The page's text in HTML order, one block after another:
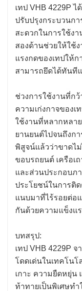
เทป VHB 4229P
ปรับปรุงกระบวนก
สะดวกในการใช้ง
สองด้านช่วยให้ใช้
แรงกดของเทปให้ก
สามารถยึดได้ทันที
ช่วงการใช้งานที่กว้
ความเก่งกาจของเ
ใช้งานที่หลากหลา
ยานยนต์ไปจนถึงก
พิสูจน์แล้วว่าขาดไ
ขอบรถยนต์ เครือเ
และส่วนประกอบ
ประโยชน์ในการติ
แนบมาที่ไร้รอยต่อ
กันด้วยความแข็งแ
บทสรุป:
เทป VHB 4229P
โดดเด่นในเทคโน
เกาะ ความยืดหยุ่
ท้าทายเป็นพิเศษทํ